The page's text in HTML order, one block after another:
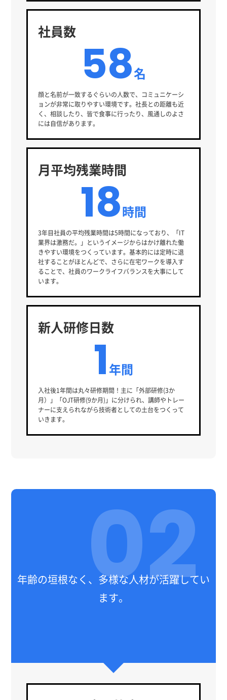
社員数
58名
顔と名前が一致するぐらいの人数で、コミュニケーシ
ョンが非常に取りやすい環境です。社長との距離も近
く、相談したり、皆で食事に行ったり、風通しのよさ
には自信があります。
月平均残業時間
18時間
3年目社員の平均残業時間は5時間になっており、「IT
業界は激務だ。」というイメージからはかけ離れた働
きやすい環境をつくっています。基本的には定時に退
社することがほとんどで、さらに在宅ワークを導入す
ることで、社員のワークライフバランスを大事にして
います。
新人研修日数
1 年間
入社後1年間は丸々研修期間！主に「外部研修(3か
月）」「OJT研修(9か月)」に分けられ、講師やトレー
ナーに支えられながら技術者としての土台をつくって
いきます。
02
年齢の垣根なく、多様な人材が活躍してい
ます。